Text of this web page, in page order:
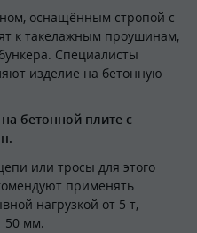
оснащённым стропой с
к такелажным проушинам,
Специалисты
изделие на бетонную
бетонной плите с
или тросы для этого
применять
нагрузкой от 5 т,
50 мм.